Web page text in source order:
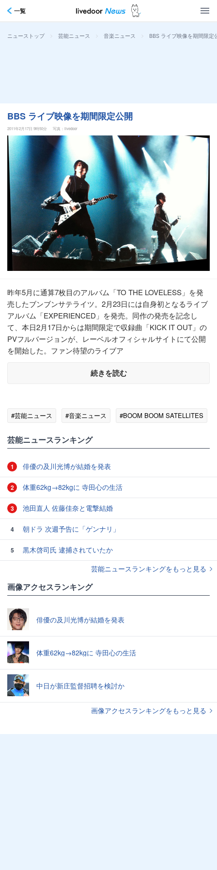
一覧
ニューストップ > 芸能ニュース > 音楽ニュース > BBS ライブ映像を期間限定
BBS ライブ映像を期間限定公開
2011年2月17日 9時50分 写真：livedoor
昨年5月に通算7枚目のアルバム「TO THE LOVELESS」を発
売したブンブンサテライツ。2月23日には自身初となるライブ
アルバム「EXPERIENCED」を発売。同作の発売を記念し
て、本日2月17日からは期間限定で収録曲「KICK IT OUT」の
PVフルバージョンが、レーベルオフィシャルサイトにて公開
を開始した。ファン待望のライブア
続きを読む
#芸能ニュース #音楽ニュース #BOOM BOOM SATELLITES
芸能ニュースランキング
1 俳優の及川光博が結婚を発表
2 体重62kg→82kgに 寺田心の生活
3 池田直人 佐藤佳奈と電撃結婚
4 朝ドラ 次週予告に「ゲンナリ」
5
黒木啓司氏 逮捕されていたか
芸能ニュースランキングをもっと見る
画像アクセスランキング
俳優の及川光博が結婚を発表
体重62kg→82kgに 寺田心の生活
中日が新庄監督招聘を検討か
画像アクセスランキングをもっと見る